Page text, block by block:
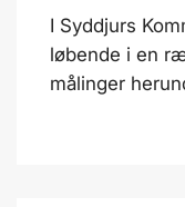
I Syddjurs
løbende i en
målinger